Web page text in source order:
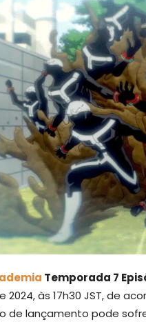
Temporada 7
2024, às 17h30 JST, de
de lançamento pode